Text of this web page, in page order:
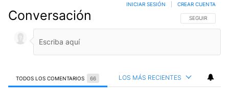
Conversación SIGA ESTA
SEGUIR
INICIAR SESIÓN CREAR CUENTA
TODOS LOS COMENTARIOS 66 LOS MÁS RECIENTES